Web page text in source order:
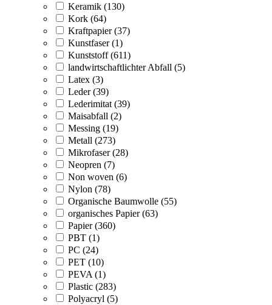
Keramik (130)
Kork (64)
Kraftpapier (37)
Kunstfaser (1)
Kunststoff (611)
landwirtschaftlichter Abfall (5)
Latex (3)
Leder (39)
Lederimitat (39)
Maisabfall (2)
Messing (19)
Metall (273)
Mikrofaser (28)
Neopren (7)
Non woven (6)
Nylon (78)
Organische Baumwolle (55)
organisches Papier (63)
Papier (360)
PBT (1)
PC (24)
PET (10)
PEVA (1)
Plastic (283)
Polyacryl (5)